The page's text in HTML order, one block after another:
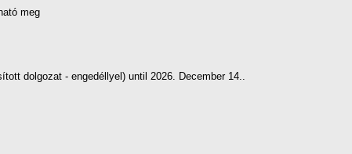
meg
dolgozat - engedéllyel) until 2026. December 14..